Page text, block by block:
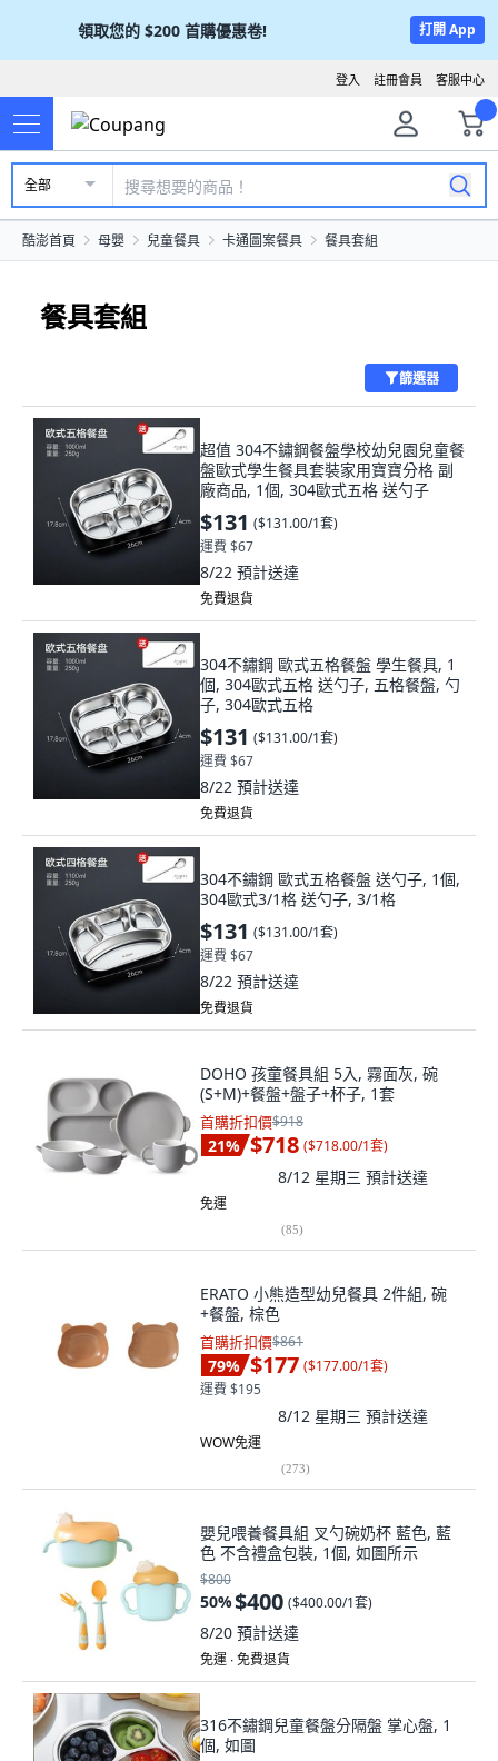
領取您的 $200 首購優惠卷! 打開 App
客服中心
註冊會員
登入
全部
酷澎首頁 母嬰 兒童餐具 卡通圖案餐具 餐具套組
餐具套組
篩選器
超值 304不鏽鋼餐盤學校幼兒園兒童餐
盤歐式學生餐具套裝家用寶寶分格 副
廠商品, 1個, 304歐式五格 送勺子
$131 ($131.00/1套)
運費 $67
8/22 預計送達
免費退貨
304不鏽鋼 歐式五格餐盤 學生餐具, 1
個, 304歐式五格 送勺子, 五格餐盤, 勺
子, 304歐式五格
$131 ($131.00/1套)
運費 $67
8/22 預計送達
免費退貨
304不鏽鋼 歐式五格餐盤 送勺子, 1個,
304歐式3/1格 送勺子, 3/1格
$131 ($131.00/1套)
運費 $67
8/22 預計送達
免費退貨
DOHO 孩童餐具組 5入, 霧面灰, 碗
(S+M)+餐盤+盤子+杯子, 1套
首購折扣價$918
21% $718 ($718.00/1套)
8/12 星期三 預計送達
免運
(85)
ERATO 小熊造型幼兒餐具 2件組, 碗
+餐盤, 棕色
首購折扣價$861
79% $177 ($177.00/1套)
運費 $195
8/12 星期三 預計送達
WOW免運
(273)
嬰兒喂養餐具組 叉勺碗奶杯 藍色, 藍
色 不含禮盒包裝, 1個, 如圖所示
$800
50%$400 ($400.00/1套)
8/20 預計送達
免運 ∙ 免費退貨
316不鏽鋼兒童餐盤分隔盤 掌心盤, 1
個, 如圖